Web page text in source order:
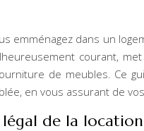
emménagez dans un
courant,
de meubles. Ce
en vous assurant de
légal de la